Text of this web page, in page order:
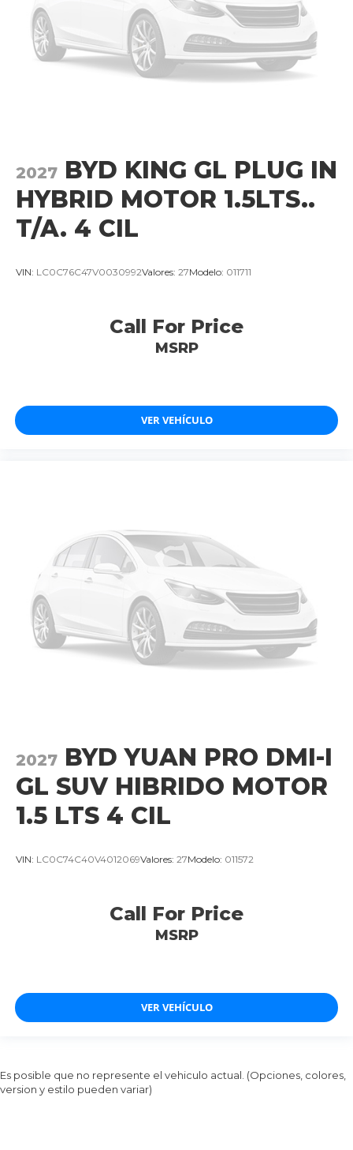
2027 BYD KING GL PLUG IN
HYBRID MOTOR 1.5LTS..
T/A. 4 CIL
VIN: LC0C76C47V0030992Valores: 27Modelo: 011711
Call For Price
MSRP
VER VEHÍCULO
2027 BYD YUAN PRO DMI-I
GL SUV HIBRIDO MOTOR
1.5 LTS 4 CIL
VIN: LC0C74C40V4012069Valores: 27Modelo: 011572
Call For Price
MSRP
VER VEHÍCULO
Es posible que no represente el vehiculo actual. (Opciones, colores,
version y estilo pueden variar)